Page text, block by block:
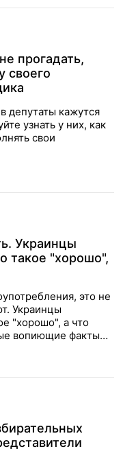
прогадать,
своего
депутаты кажутся
узнать у них, как
свои
Украинцы
такое "хорошо",
это не
Украинцы
"хорошо", а что
вопиющие факты